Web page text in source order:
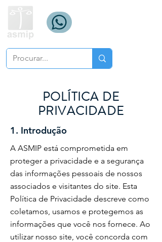
POLÍTICA DE
PRIVACIDADE
1. Introdução
A ASMIP está comprometida em
proteger a privacidade e a segurança
das informações pessoais de nossos
associados e visitantes do site. Esta
Política de Privacidade descreve como
coletamos, usamos e protegemos as
informações que você nos fornece. Ao
utilizar nosso site, você concorda com